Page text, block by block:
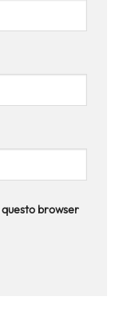
questo browser